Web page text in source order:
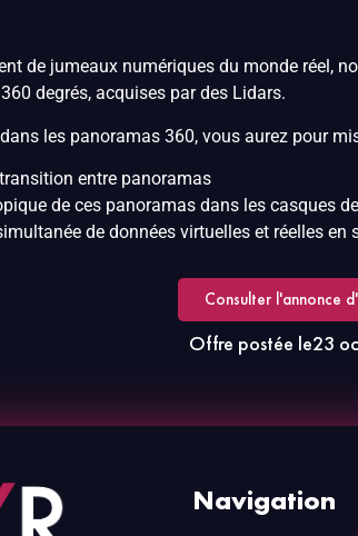
de jumeaux numériques du monde réel,
degrés, acquises par des Lidars.
les panoramas 360, vous aurez pour
entre panoramas
de ces panoramas dans les casques
de données virtuelles et réelles
Consulter l'annonce
Offre postée le23
Navigation